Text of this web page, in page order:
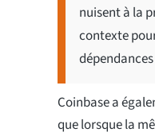
nuisent à la
contexte
Coinbase a
que lorsque la